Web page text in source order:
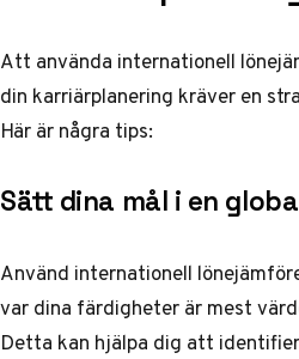
Att använda internationell
din karriärplanering kräver en
Här är några tips:
Sätt dina mål i en
Använd internationell
var dina färdigheter är mest
Detta kan hjälpa dig att